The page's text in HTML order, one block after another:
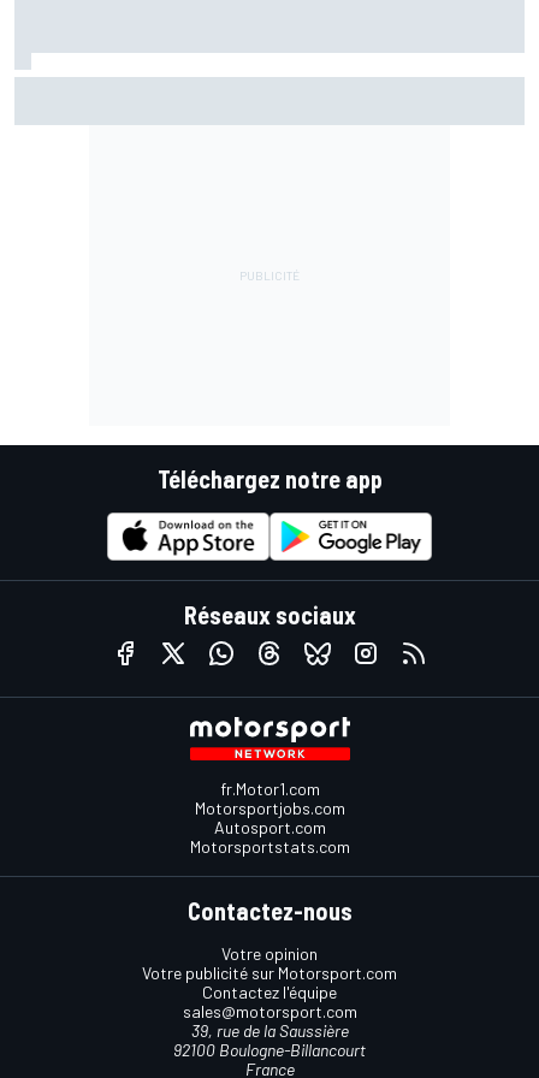
Téléchargez notre app
Réseaux sociaux
fr.Motor1.com
Motorsportjobs.com
Autosport.com
Motorsportstats.com
Contactez-nous
Votre opinion
Votre publicité sur Motorsport.com
Contactez l'équipe
sales@motorsport.com
39, rue de la Saussière
92100 Boulogne-Billancourt
France